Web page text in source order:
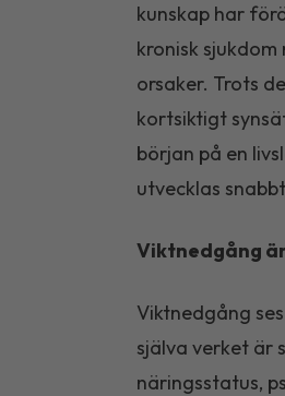
kunskap har
kronisk
orsaker. Trots
kortsiktigt
början på en
utvecklas
Viktnedgång
Viktnedgång
själva verket är
näringsstatus,